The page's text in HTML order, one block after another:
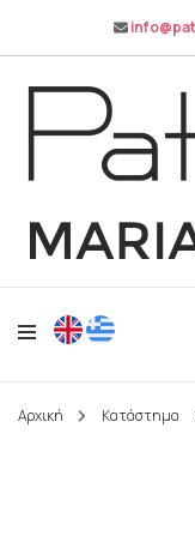
Maria Georgiou
Αρχική Κατάστημα